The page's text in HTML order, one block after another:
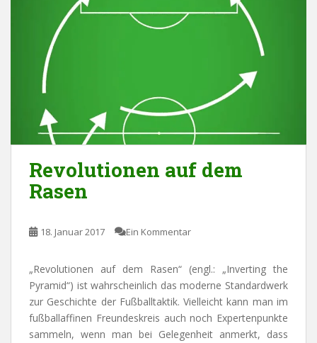
Revolutionen auf dem
Rasen
18. Januar 2017 Ein Kommentar
„Revolutionen auf dem Rasen“ (engl.: „Inverting the
Pyramid“) ist wahrscheinlich das moderne Standardwerk
zur Geschichte der Fußballtaktik. Vielleicht kann man im
fußballaffinen Freundeskreis auch noch Expertenpunkte
sammeln, wenn man bei Gelegenheit anmerkt, dass